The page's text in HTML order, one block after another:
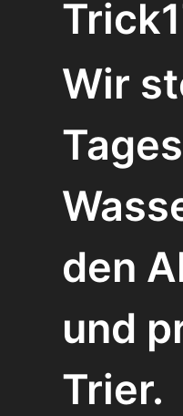
Wir
den
und
Trier.